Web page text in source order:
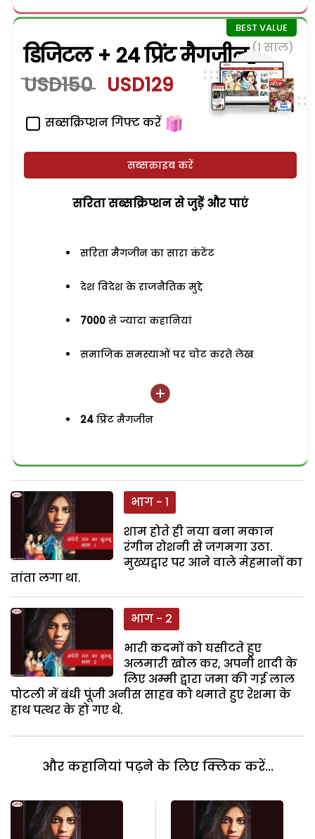
डिजिटल + 24 प्रिंट मैगजीन (1 साल)
USD150 USD129
सब्सक्रिप्शन गिफ्ट करें
सब्सक्राइब करें
सरिता सब्सक्रिप्शन से जुड़ेें और पाएं
सरिता मैगजीन का सारा कंटेंट
देश विदेश के राजनैतिक मुद्दे
7000 से ज्यादा कहानियां
समाजिक समस्याओं पर चोट करते लेख
24 प्रिंट मैगजीन
भाग - 1
शाम होते ही नया बना मकान
रंगीन रोशनी से जगमगा उठा.
मुख्यद्वार पर आने वाले मेहमानों का
तांता लगा था.
भाग - 2
भारी कदमों को घसीटते हुए
अलमारी खोल कर, अपनी शादी के
लिए अम्मी द्वारा जमा की गई लाल
पोटली में बंधी पूंजी अनीस साहब को थमाते हुए रेशमा के
हाथ पत्थर के हो गए थे.
और कहानियां पढ़ने के लिए क्लिक करें...